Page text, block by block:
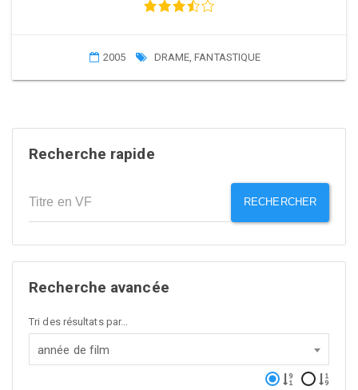
2005 DRAME,FANTASTIQUE
Recherche rapide
RECHERCHER
Recherche avancée
Tri des résultats par...
année de film